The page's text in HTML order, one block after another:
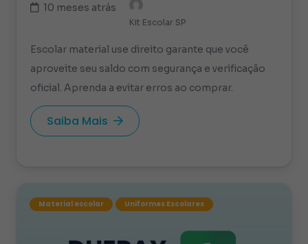
10 meses atrás
Kit Escolar SP
Escolar material use direito garante que você
aproveite seu saldo com segurança e verificação
oficial. Aprenda a evitar erros ao comprar.
Saiba Mais
Material escolar Uniformes Escolares